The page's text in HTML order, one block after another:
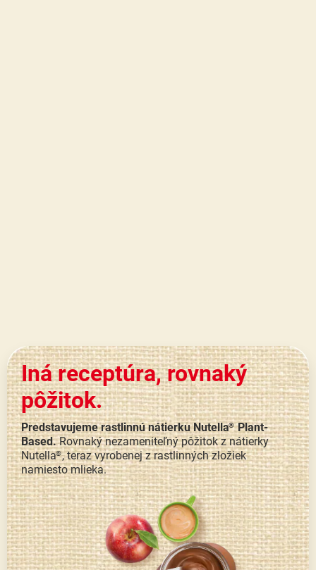
Iná receptúra, rovnaký
pôžitok.
Predstavujeme rastlinnú nátierku Nutella®Plant-
Based.Rovnaký nezameniteľný pôžitok z nátierky
Nutella®, teraz vyrobenej z rastlinných zložiek
namiesto mlieka.